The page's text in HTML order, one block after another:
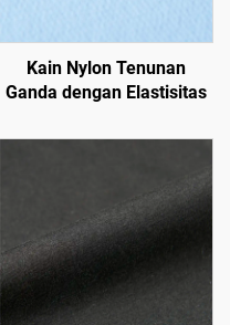
Kain Nylon Tenunan
Ganda dengan Elastisitas